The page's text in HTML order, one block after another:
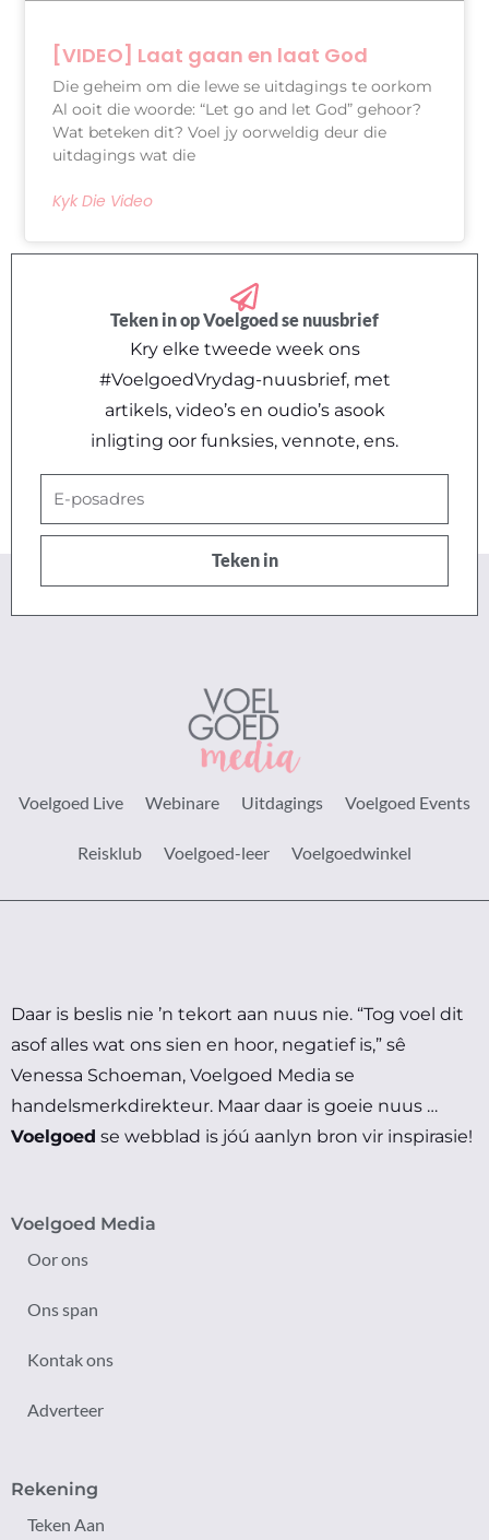
[VIDEO] Laat gaan en laat God
Die geheim om die lewe se uitdagings te oorkom
Al ooit die woorde: “Let go and let God” gehoor?
Wat beteken dit? Voel jy oorweldig deur die
uitdagings wat die
Kyk Die Video
Teken in op Voelgoed se nuusbrief
Kry elke tweede week ons
#VoelgoedVrydag-nuusbrief, met
artikels, video’s en oudio’s asook
inligting oor funksies, vennote, ens.
E-
posadres
Teken in
Voelgoed Live Webinare Uitdagings Voelgoed Events
Reisklub Voelgoed-leer Voelgoedwinkel
Daar is beslis nie ’n tekort aan nuus nie. “Tog voel dit
asof alles wat ons sien en hoor, negatief is,” sê
Venessa Schoeman, Voelgoed Media se
handelsmerkdirekteur. Maar daar is goeie nuus …
Voelgoed se webblad is jóú aanlyn bron vir inspirasie!
Voelgoed Media
Oor ons
Ons span
Kontak ons
Adverteer
Rekening
Teken Aan